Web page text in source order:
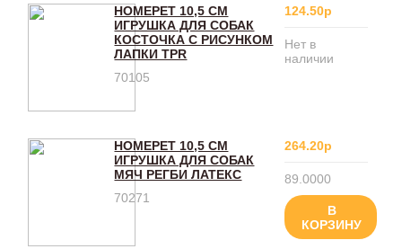
HOMEPET 10,5 СМ
ИГРУШКА ДЛЯ СОБАК
КОСТОЧКА С РИСУНКОМ
ЛАПКИ TPR
70105
124.50р
Нет в
наличии
HOMEPET 10,5 СМ
ИГРУШКА ДЛЯ СОБАК
МЯЧ РЕГБИ ЛАТЕКС
70271
264.20р
89.0000
В
КОРЗИНУ